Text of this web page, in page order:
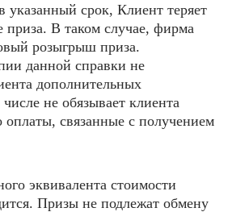
указанный срок, Клиент теряет
приза. В таком случае, фирма
розыгрыш приза.
данной справки не
дополнительных
числе не обязывает клиента
оплаты, связанные с получением
эквивалента стоимости
Призы не подлежат обмену